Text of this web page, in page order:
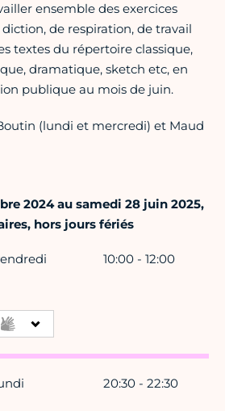
ensemble des exercices
de respiration, de travail
textes du répertoire classique,
dramatique, sketch etc, en
publique au mois de juin.
(lundi et mercredi) et Maud
2024 au samedi 28 juin 2025,
hors jours fériés
10:00 - 12:00
20:30 - 22:30